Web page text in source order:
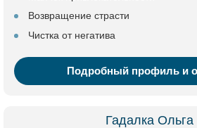
Возвращение страсти
Чистка от негатива
Подробный профиль и
Гадалка Ольга